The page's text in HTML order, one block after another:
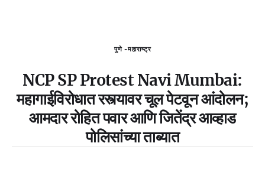
पुणे -महाराष्ट्र
NCP SP Protest Navi Mumbai:
महागाईविरोधात रस्त्यावर चूल पेटवून आंदोलन;
आमदार रोहित पवार आणि जितेंद्र आव्हाड
पोलिसांच्या ताब्यात